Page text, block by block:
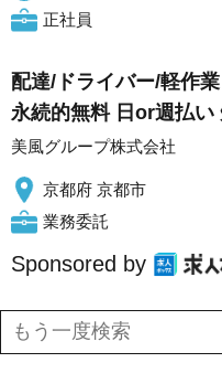
正社員
配達/ドライバー/軽作
永続的無料 日or週払い
美風グループ株式会社
京都府 京都市
業務委託
Sponsored by